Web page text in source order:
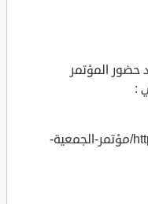
عند حضور المؤتمر
:
http://www.ssmg.org.sa/conferences/مؤتمر-الجمعية-